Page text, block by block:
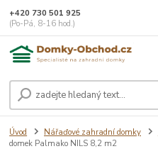
+420 730 501 925
(Po-Pá, 8-16 hod.)
Úvod Nářaďové zahradní domky
domek Palmako NILS 8,2 m2